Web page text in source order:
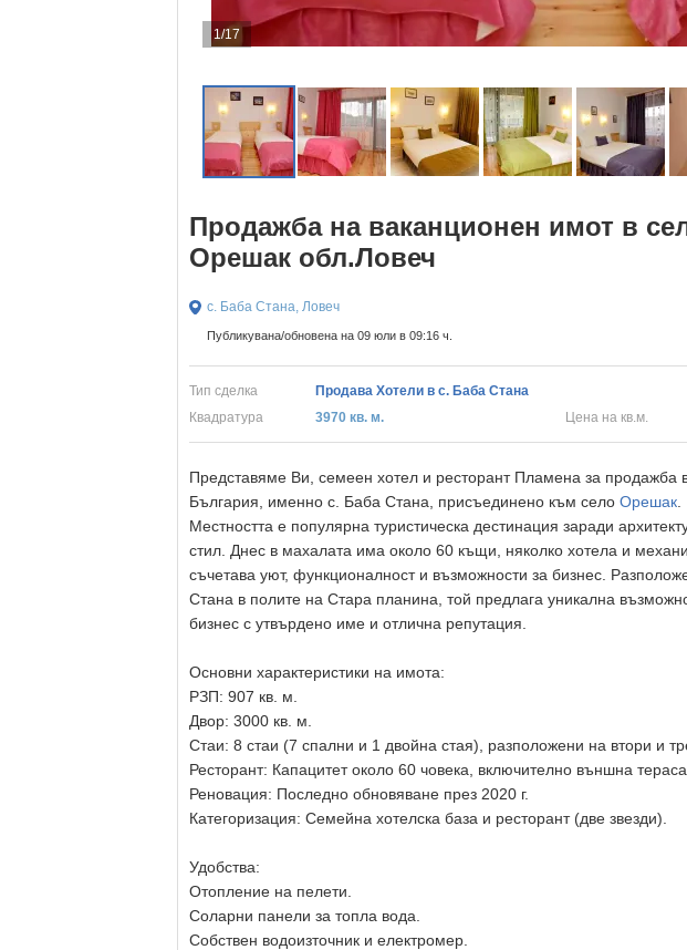
1/17
Продажба на ваканционен имот в
Орешак обл.Ловеч
с. Баба Стана, Ловеч
Публикувана/обновена на 09 юли в 09:16 ч.
Тип сделка
Продава Хотели в с. Баба Стана
Квадратура
3970 кв. м. Цена на кв.м.
Представяме Ви, семеен хотел и ресторант Пламена за продажба
България, именно с. Баба Стана, присъединено към село Орешак
Местността е популярна туристическа дестинация заради
стил. Днес в махалата има около 60 къщи, няколко хотела и
съчетава уют, функционалност и възможности за бизнес.
Стана в полите на Стара планина, той предлага уникална
бизнес с утвърдено име и отлична репутация.
Основни характеристики на имота:
РЗП: 907 кв. м.
Двор: 3000 кв. м.
Стаи: 8 стаи (7 спални и 1 двойна стая), разположени на втори и
Ресторант: Капацитет около 60 човека, включително външна тераса.
Реновация: Последно обновяване през 2020 г.
Категоризация: Семейна хотелска база и ресторант (две звезди).
Удобства:
Отопление на пелети.
Соларни панели за топла вода.
Собствен водоизточник и електромер.